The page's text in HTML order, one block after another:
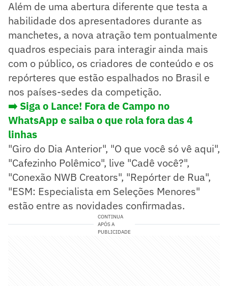
Além de uma abertura diferente que testa a
habilidade dos apresentadores durante as
manchetes, a nova atração tem pontualmente
quadros especiais para interagir ainda mais
com o público, os criadores de conteúdo e os
repórteres que estão espalhados no Brasil e
nos países-sedes da competição.
➡️ Siga o Lance! Fora de Campo no
WhatsApp e saiba o que rola fora das 4
linhas
"Giro do Dia Anterior", "O que você só vê aqui",
"Cafezinho Polêmico", live "Cadê você?",
"Conexão NWB Creators", "Repórter de Rua",
"ESM: Especialista em Seleções Menores"
estão entre as novidades confirmadas.
CONTINUA
APÓS A
PUBLICIDADE